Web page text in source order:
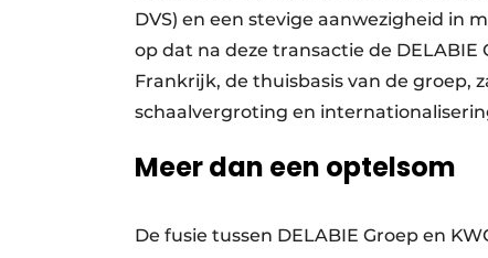
DVS) en een stevige aanwezigheid in
op dat na deze transactie de
Frankrijk, de thuisbasis van de groep,
schaalvergroting en
Meer dan een optelsom
De fusie tussen DELABIE Groep en